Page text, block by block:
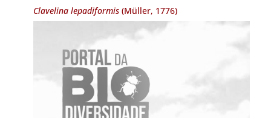
Clavelina lepadiformis(Müller, 1776)